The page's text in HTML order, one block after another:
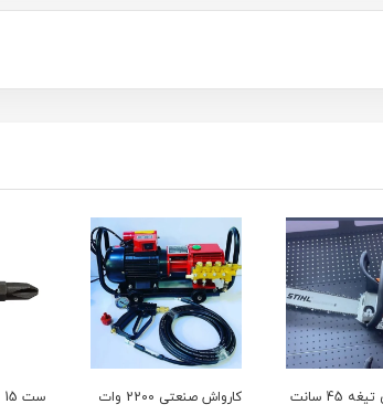
اره زنجیری تیغه 45 سانت
کارواش صنعتی 2200 وات